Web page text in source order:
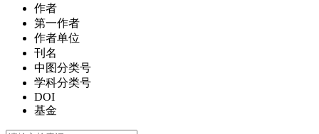
作者
第一作者
作者单位
刊名
中图分类号
学科分类号
DOI
基金